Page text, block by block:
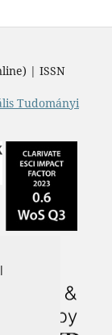
| ISSN
Tudományi